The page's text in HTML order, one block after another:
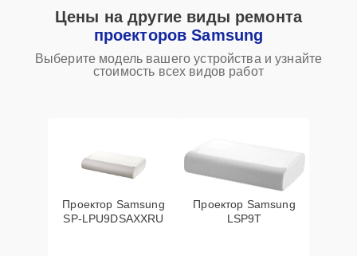
Цены на другие виды ремонта
проекторов Samsung
Выберите модель вашего устройства и узнайте
стоимость всех видов работ
Проектор Samsung
SP-LPU9DSAXXRU
Проектор Samsung
LSP9T